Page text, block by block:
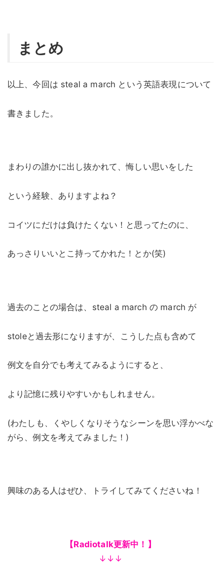
まとめ
以上、今回は steal a march という英語表現について
書きました。
まわりの誰かに出し抜かれて、悔しい思いをした
という経験、ありますよね？
コイツにだけは負けたくない！と思ってたのに、
あっさりいいとこ持ってかれた！とか(笑)
過去のことの場合は、steal a march の march が
stoleと過去形になりますが、こうした点も含めて
例文を自分でも考えてみるようにすると、
より記憶に残りやすいかもしれません。
(わたしも、くやしくなりそうなシーンを思い浮かべな
がら、例文を考えてみました！)
興味のある人はぜひ、トライしてみてくださいね！
【Radiotalk更新中！】
↓↓↓